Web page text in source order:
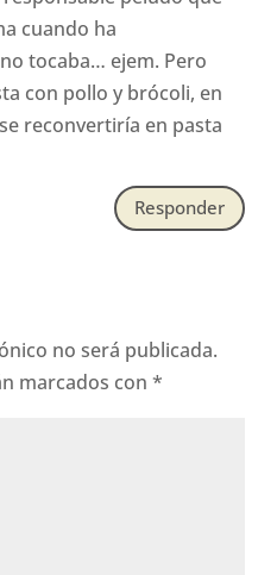
cuando ha
tocaba… ejem. Pero
con pollo y brócoli, en
reconvertiría en pasta
Responder
no será publicada.
marcados con*